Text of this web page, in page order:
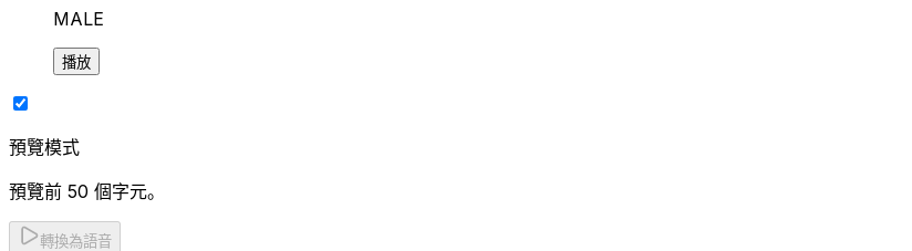
MALE
播放
預覽模式
預覽前 50 個字元。
轉換為語音